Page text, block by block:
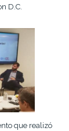
D.C.
que realizó